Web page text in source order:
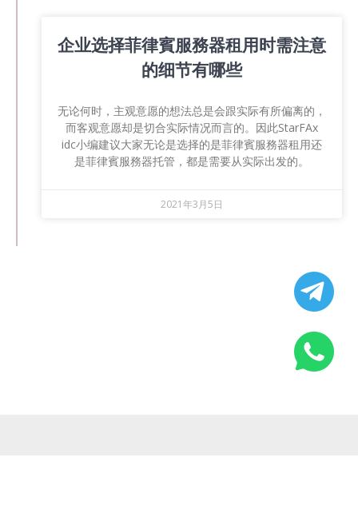
企业选择菲律賓服務器租用时需注意
的细节有哪些
无论何时，主观意愿的想法总是会跟实际有所偏离的，
而客观意愿却是切合实际情况而言的。因此StarFAx
idc小编建议大家无论是选择的是菲律賓服務器租用还
是菲律賓服務器托管，都是需要从实际出发的。
2021年3月5日